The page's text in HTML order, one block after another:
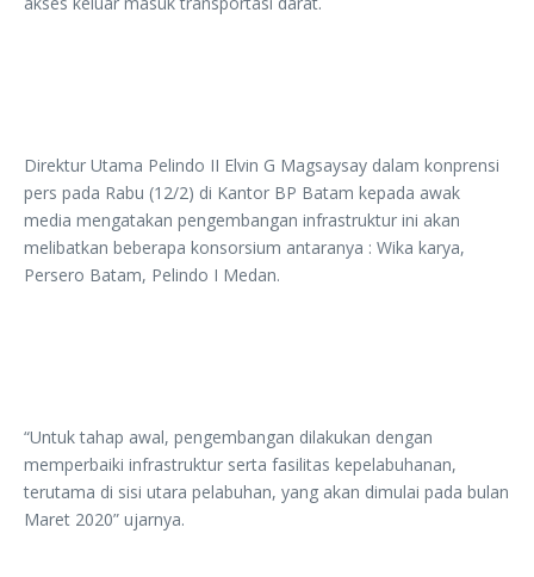
Direktur Utama Pelindo II Elvin G Magsaysay dalam konprensi
pers pada Rabu (12/2) di Kantor BP Batam kepada awak
media mengatakan pengembangan infrastruktur ini akan
melibatkan beberapa konsorsium antaranya : Wika karya,
Persero Batam, Pelindo I Medan.
“Untuk tahap awal, pengembangan dilakukan dengan
memperbaiki infrastruktur serta fasilitas kepelabuhanan,
terutama di sisi utara pelabuhan, yang akan dimulai pada bulan
Maret 2020” ujarnya.